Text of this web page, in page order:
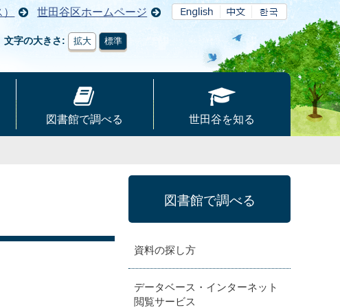
世田谷区ホームページ
文字の大きさ 拡大 標準
図書館で調べる 世田谷を知る
図書館で調べる
資料の探し方
データベース・インターネット
閲覧サービス